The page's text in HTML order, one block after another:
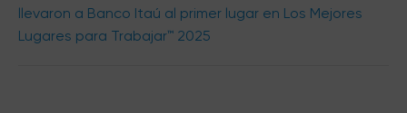
llevaron a Banco Itaú al primer lugar en Los Mejores
Lugares para Trabajar™ 2025